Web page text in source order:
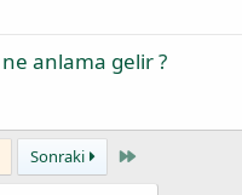
anlama gelir ?
Sonraki Last